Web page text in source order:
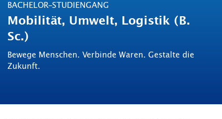
BACHELOR-STUDIENGANG
Mobilität, Umwelt, Logistik (B.
Sc.)
Bewege Menschen. Verbinde Waren. Gestalte die
Zukunft.